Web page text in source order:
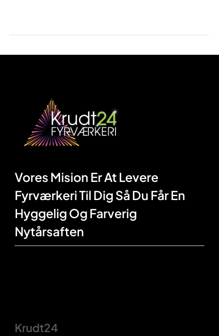
Vores Mision Er At Levere
Fyrværkeri Til Dig Så Du Får En
Hyggelig Og Farverig
Nytårsaften
Krudt24